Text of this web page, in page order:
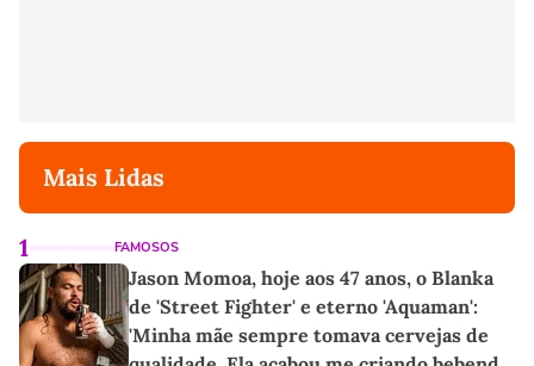
Mais Lidas
1 FAMOSOS
Jason Momoa, hoje aos 47 anos, o Blanka
de 'Street Fighter' e eterno 'Aquaman':
'Minha mãe sempre tomava cervejas de